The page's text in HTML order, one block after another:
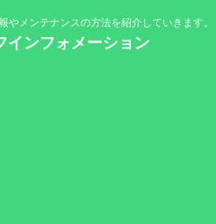
やメンテナンスの方法を紹介していきます。
インフォメーション